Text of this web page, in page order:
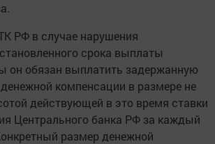
РФ в случае нарушения
срока выплаты
он обязан выплатить задержанную
компенсации в размере не
действующей в это время ставки
Центрального банка РФ за каждый
размер денежной